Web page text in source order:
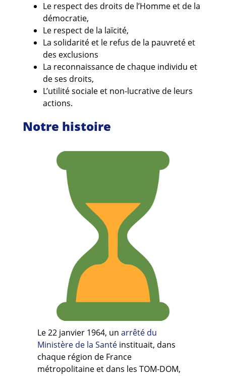
Le respect des droits de l’Homme et de la
démocratie,
Le respect de la laïcité,
La solidarité et le refus de la pauvreté et
des exclusions
La reconnaissance de chaque individu et
de ses droits,
L’utilité sociale et non-lucrative de leurs
actions.
Notre histoire
Le 22 janvier 1964, un arrêté du
Ministère de la Santéinstituait, dans
chaque région de France
métropolitaine et dans les TOM-DOM,